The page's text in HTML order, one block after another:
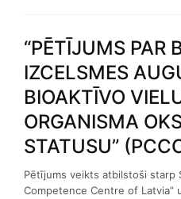
“PĒTĪJUMS PAR
IZCELSMES
BIOAKTĪVO
ORGANISMA
STATUSU”
Pētījums veikts atbilstoši starp
Competence Centre of Latvia”